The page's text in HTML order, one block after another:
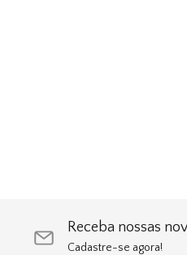
Receba nossas
Cadastre-se agora!